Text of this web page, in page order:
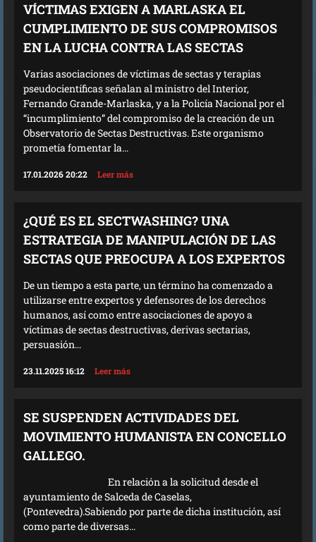
VÍCTIMAS EXIGEN A MARLASKA EL
CUMPLIMIENTO DE SUS COMPROMISOS
EN LA LUCHA CONTRA LAS SECTAS
Varias asociaciones de víctimas de sectas y terapias
pseudocientíficas señalan al ministro del Interior,
Fernando Grande-Marlaska, y a la Policía Nacional por el
“incumplimiento” del compromiso de la creación de un
Observatorio de Sectas Destructivas. Este organismo
prometía fomentar la...
17.01.2026 20:22 Leer más
¿QUÉ ES EL SECTWASHING? UNA
ESTRATEGIA DE MANIPULACIÓN DE LAS
SECTAS QUE PREOCUPA A LOS EXPERTOS
De un tiempo a esta parte, un término ha comenzado a
utilizarse entre expertos y defensores de los derechos
humanos, así como entre asociaciones de apoyo a
víctimas de sectas destructivas, derivas sectarias,
persuasión...
23.11.2025 16:12 Leer más
SE SUSPENDEN ACTIVIDADES DEL
MOVIMIENTO HUMANISTA EN CONCELLO
GALLEGO.
En relación a la solicitud desde el
ayuntamiento de Salceda de Caselas,
(Pontevedra).Sabiendo por parte de dicha institución, así
como parte de diversas...